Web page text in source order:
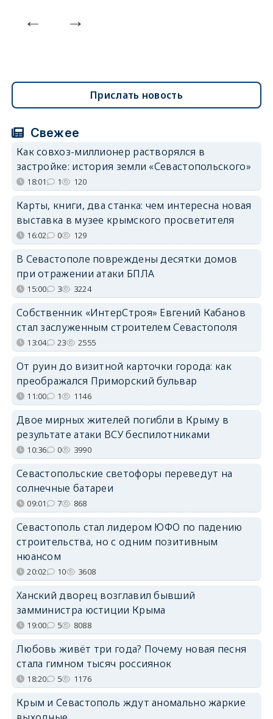
Прислать новость
Свежее
Как совхоз-миллионер растворялся в
застройке: история земли «Севастопольского»
18:01 1 120
Карты, книги, два станка: чем интересна новая
выставка в музее крымского просветителя
16:02 0 129
В Севастополе повреждены десятки домов
при отражении атаки БПЛА
15:00 3 3224
Собственник «ИнтерСтроя» Евгений Кабанов
стал заслуженным строителем Севастополя
13:04 23 2555
От руин до визитной карточки города: как
преображался Приморский бульвар
11:00 1 1146
Двое мирных жителей погибли в Крыму в
результате атаки ВСУ беспилотниками
10:36 0 3990
Севастопольские светофоры переведут на
солнечные батареи
09:01 7 868
Севастополь стал лидером ЮФО по падению
строительства, но с одним позитивным
нюансом
20:02 10 3608
Ханский дворец возглавил бывший
замминистра юстиции Крыма
19:00 5 8088
Любовь живёт три года? Почему новая песня
стала гимном тысяч россиянок
18:20 5 1176
Крым и Севастополь ждут аномально жаркие